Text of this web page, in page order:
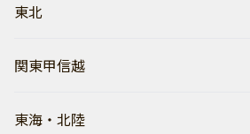
東北
関東甲信越
東海・北陸